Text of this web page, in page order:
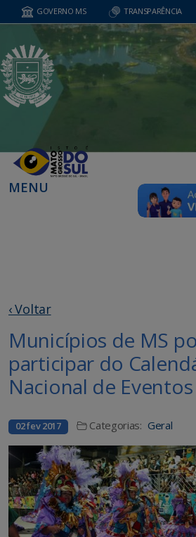
GOVERNO MS TRANSPARÊNCIA
MENU
‹ Voltar
Municípios de MS
participar do
Nacional de
02 fev 2017 Categorias: Geral